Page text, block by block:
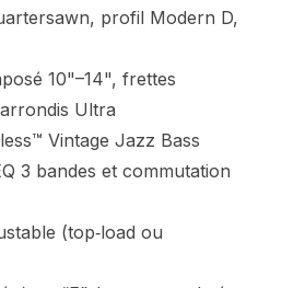
profil Modern D,
10"–14", frettes
Ultra
Vintage Jazz Bass
3 bandes et commutation
(top‑load ou